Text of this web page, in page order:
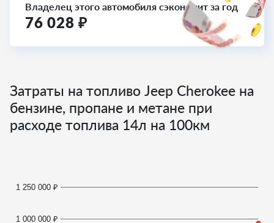
Владелец этого автомобиля сэкономит за год
76 028 ₽
Затраты на топливо Jeep Cherokee на
бензине, пропане и метане при
расходе топлива 14л на 100км
1 000 000 ₽
1 250 000 ₽